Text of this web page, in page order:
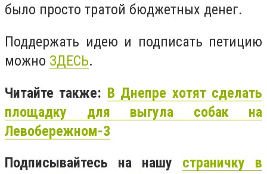
было просто тратой бюджетных денег.
Поддержать идею и подписать петицию
можно ЗДЕСЬ.
Читайте также: В Днепре хотят сделать
площадку для выгула собак на
Левобережном-3
Подписывайтесь на нашу страничку в